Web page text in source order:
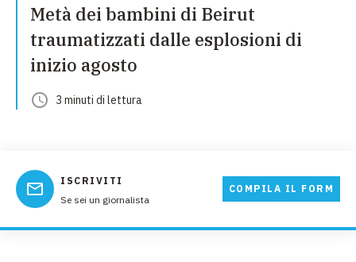
Metà dei bambini di Beirut
traumatizzati dalle esplosioni di
inizio agosto
3 minuti di lettura
ISCRIVITI
Se sei un giornalista
COMPILA IL FORM